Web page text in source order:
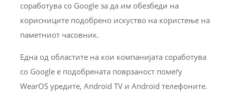
соработува со Google за да им обезбеди на
корисниците подобрено искуство на користење на
паметниот часовник.
Една од областите на кои компанијата соработува
со Google е подобрената поврзаност помеѓу
WearOS уредите, Android TV и Android телефоните.